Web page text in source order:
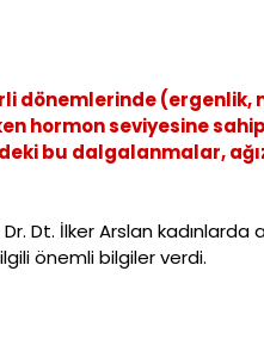
dönemlerinde (ergenlik,
hormon seviyesine
bu dalgalanmalar,
Dt. İlker Arslan kadınlarda
önemli bilgiler verdi.